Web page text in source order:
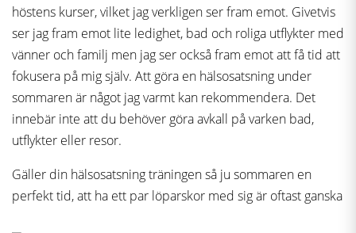
höstens kurser, vilket jag verkligen ser fram emot. Givetvis
ser jag fram emot lite ledighet, bad och roliga utflykter med
vänner och familj men jag ser också fram emot att få tid att
fokusera på mig själv. Att göra en hälsosatsning under
sommaren är något jag varmt kan rekommendera. Det
innebär inte att du behöver göra avkall på varken bad,
utflykter eller resor.
Gäller din hälsosatsning träningen så ju sommaren en
perfekt tid, att ha ett par löparskor med sig är oftast ganska